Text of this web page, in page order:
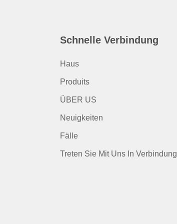
Schnelle Verbindung
Haus
Produits
ÜBER US
Neuigkeiten
Fälle
Treten Sie Mit Uns In Verbindung